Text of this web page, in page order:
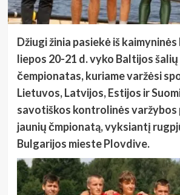
Džiugi žinia pasiekė iš
liepos 20-21 d. vyko Baltijos
čempionatas, kuriame varžėsi
Lietuvos, Latvijos, Estijos ir
savotiškos kontrolinės varžybos
jaunių čmpionatą, vyksiantį
Bulgarijos mieste Plovdive.